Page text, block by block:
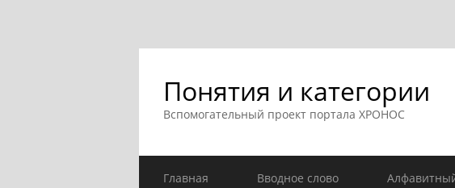
Понятия и категории
Вспомогательный проект портала ХРОНОС
Главная Вводное слово